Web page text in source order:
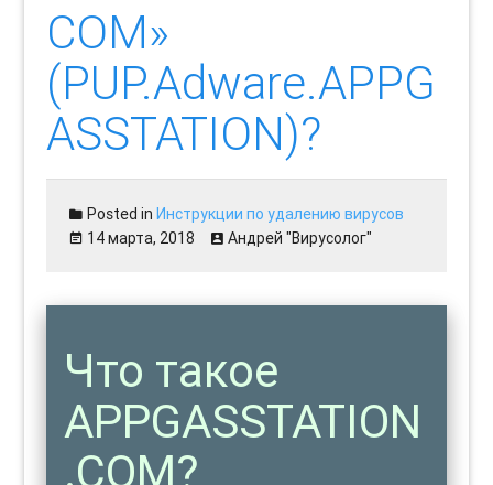
COM»
(PUP.Adware.APPG
ASSTATION)?
Posted inИнструкции по удалению вирусов
14 марта, 2018
Андрей "Вирусолог"
Что такое
APPGASSTATION
.COM?